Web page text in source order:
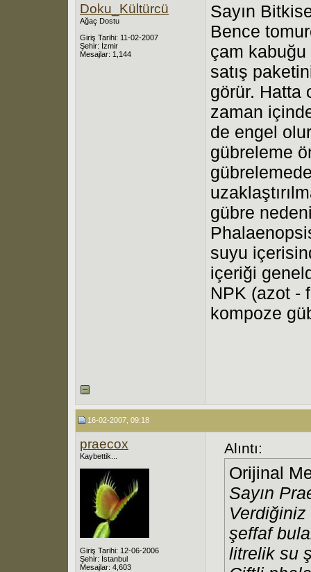
Doku_Kültürcü
Ağaç Dostu
Giriş Tarihi: 11-02-2007
Şehir: İzmir
Mesajlar: 1,144
Sayın
Bence
çam
satış
görür. Hatta
zaman
de engel
gübreleme
gübre
suyu
içeriği
NPK (azot -
kompoze
16-02-2007, 09:18
praecox
Kaybettik...
Giriş Tarihi: 12-06-2006
Şehir: İstanbul
Mesajlar: 4,603
Alıntı:
Orijinal
Sayın
Verdiğiniz
şeffaf
litrelik su